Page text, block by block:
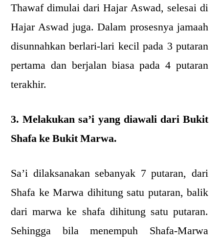
Thawaf dimulai dari Hajar Aswad, selesai di
Hajar Aswad juga. Dalam prosesnya jamaah
disunnahkan berlari-lari kecil pada 3 putaran
pertama dan berjalan biasa pada 4 putaran
terakhir.
3. Melakukan sa’i yang diawali dari Bukit
Shafa ke Bukit Marwa.
Sa’i dilaksanakan sebanyak 7 putaran, dari
Shafa ke Marwa dihitung satu putaran, balik
dari marwa ke shafa dihitung satu putaran.
Sehingga bila menempuh Shafa-Marwa